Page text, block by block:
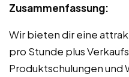
Zusammenfassung:
Wir bieten dir eine
pro Stunde plus
Produktschulungen und